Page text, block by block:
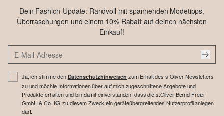
Dein Fashion-Update: Randvoll mit spannenden Modetipps,
Überraschungen und einem 10% Rabatt auf deinen nächsten
Einkauf!
Ja, ich stimme den Datenschutzhinweisen zum Erhalt des s.Oliver Newsletters
zu und möchte Informationen über auf mich zugeschnittene Angebote und
Produkte erhalten und bin damit einverstanden, dass die s.Oliver Bernd Freier
GmbH & Co. KG zu diesem Zweck ein geräteübergreifendes Nutzerprofil anlegen
darf.